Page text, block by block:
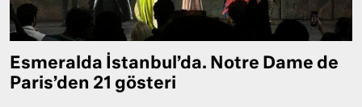
Esmeralda İstanbul’da. Notre Dame de
Paris’den 21 gösteri